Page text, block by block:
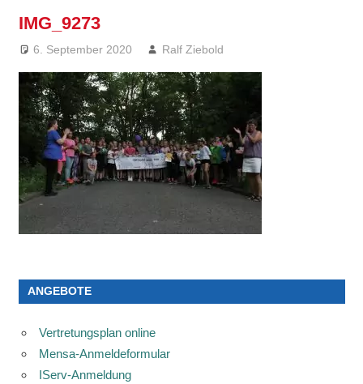
IMG_9273
6. September 2020 Ralf Ziebold
ANGEBOTE
Vertretungsplan online
Mensa-Anmeldeformular
IServ-Anmeldung